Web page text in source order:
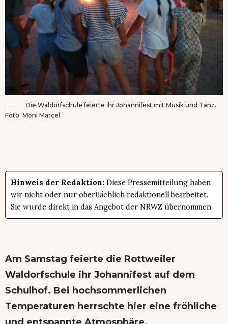
Die Waldorfschule feierte ihr Johannifest mit Musik und Tanz.
Foto: Moni Marcel
Hinweis der Redaktion: Diese Pressemitteilung haben
wir nicht oder nur oberflächlich redaktionell bearbeitet.
Sie wurde direkt in das Angebot der NRWZ übernommen.
Am Samstag feierte die Rottweiler
Waldorfschule ihr Johannifest auf dem
Schulhof. Bei hochsommerlichen
Temperaturen herrschte hier eine fröhliche